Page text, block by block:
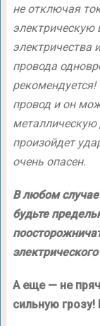
не отключая
электрическую
электричества
провода
провод и он
металлическую
произойдет
очень опасен.
В любом
будьте
А еще — не
сильную